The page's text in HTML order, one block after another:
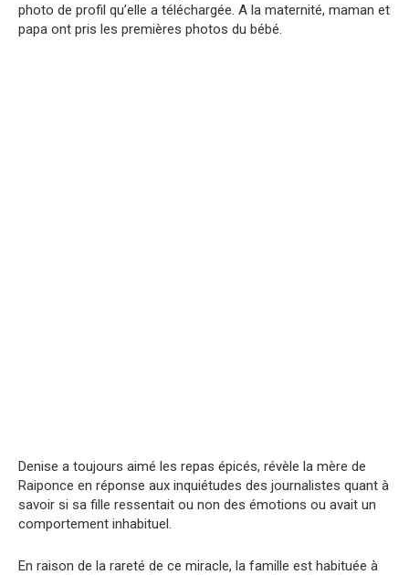
photo de profil qu’elle a téléchargée. A la maternité, maman et
papa ont pris les premières photos du bébé.
Denise a toujours aimé les repas épicés, révèle la mère de
Raiponce en réponse aux inquiétudes des journalistes quant à
savoir si sa fille ressentait ou non des émotions ou avait un
comportement inhabituel.
En raison de la rareté de ce miracle, la famille est habituée à